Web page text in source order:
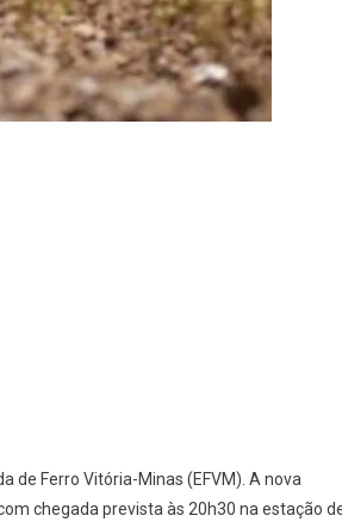
de Ferro Vitória-Minas (EFVM). A nova
chegada prevista às 20h30 na estação